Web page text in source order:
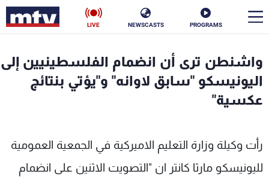
PROGRAMS
NEWSCASTS
LIVE
واشنطن ترى أن انضمام الفلسطينيين إلى
اليونيسكو "سابق لاوانه" و"يؤتي بنتائج
عكسية"
رأت وكيلة وزارة التعليم الاميركية في الجمعية العمومية
لليونيسكو مارثا كانتر ان "التصويت الاثنين على انضمام
الأخبار
سياسة
إقتصاد
منوعات رياضة